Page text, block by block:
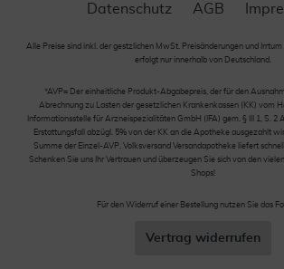
Datenschutz AGB
Alle Preise sind inkl. der gestzlichen MwSt. Preisänderungen und
erfolgt nur innerhalb von Deutschland.
*AVP= Der einheitliche Produkt-Abgabepreis, der für den
Abrechnung zu Lasten der gesetzlichen Krankenkassen (KK) vom
Informationsstelle für Arzneispezialitäten GmbH (IFA) gem. § III 1, S. 2
Erstattungsfall abzügl. 5% von der KK an die Apotheke ausgezahlt
Summe der Einzel-AVP. Volksversand Versandapotheke liefert
Schenken Sie uns Ihr Vertrauen und überzeugen Sie sich von den
Shops!
Für den Widerruf einer Bestellung nutzen Sie das
Vertrag widerrufen